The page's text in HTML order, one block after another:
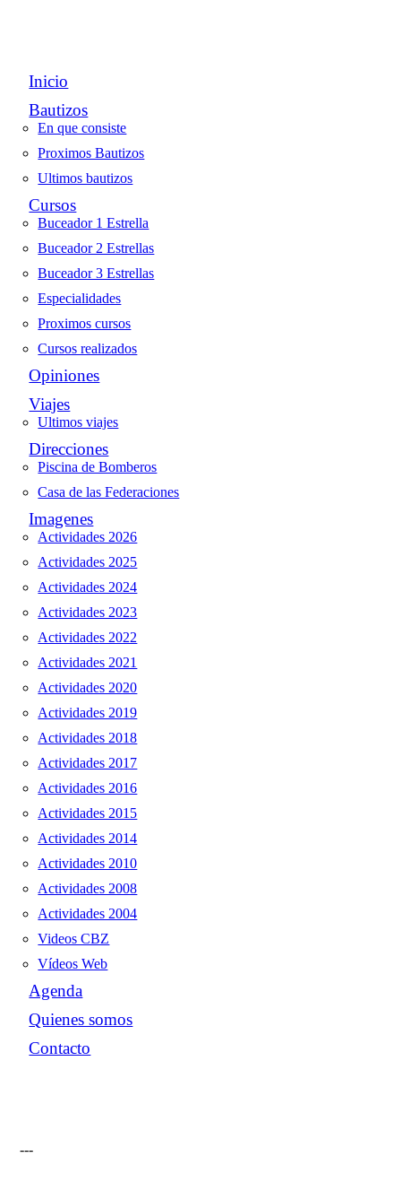
Inicio
Bautizos
En que consiste
Proximos Bautizos
Ultimos bautizos
Cursos
Buceador 1 Estrella
Buceador 2 Estrellas
Buceador 3 Estrellas
Especialidades
Proximos cursos
Cursos realizados
Opiniones
Viajes
Ultimos viajes
Direcciones
Piscina de Bomberos
Casa de las Federaciones
Imagenes
Actividades 2026
Actividades 2025
Actividades 2024
Actividades 2023
Actividades 2022
Actividades 2021
Actividades 2020
Actividades 2019
Actividades 2018
Actividades 2017
Actividades 2016
Actividades 2015
Actividades 2014
Actividades 2010
Actividades 2008
Actividades 2004
Videos CBZ
Vídeos Web
Agenda
Quienes somos
Contacto
---